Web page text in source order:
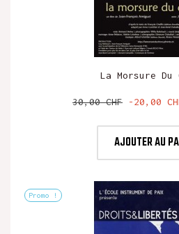
La Morsure Du
Prix
30,00 CHF -20,00
AJOUTER AU
Promo !